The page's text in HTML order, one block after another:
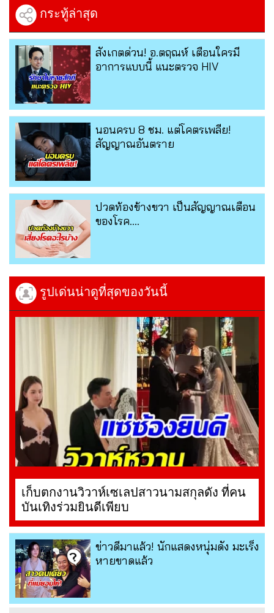
กระทู้ล่าสุด
สังเกตด่วน! อ.ตฤณห์ เตือนใครมี
อาการแบบนี้ แนะตรวจ HIV
นอนครบ 8 ชม. แต่โคตรเพลีย!
สัญญาณอันตราย
ปวดท้องข้างขวา เป็นสัญญาณเตือน
ของโรค....
รูปเด่นน่าดูที่สุดของวันนี้
เก็บตกงานวิวาห์เซเลปสาวนามสกุลดัง ที่คน
บันเทิงร่วมยินดีเพียบ
ข่าวดีมาแล้ว! นักแสดงหนุ่มดัง มะเร็ง
หายขาดแล้ว